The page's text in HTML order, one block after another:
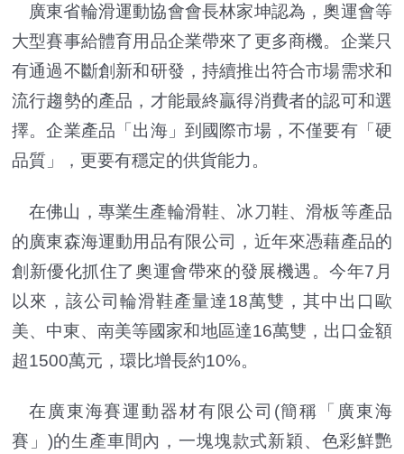
廣東省輪滑運動協會會長林家坤認為，奧運會等
大型賽事給體育用品企業帶來了更多商機。企業只
有通過不斷創新和研發，持續推出符合市場需求和
流行趨勢的產品，才能最終贏得消費者的認可和選
擇。企業產品「出海」到國際市場，不僅要有「硬
品質」，更要有穩定的供貨能力。
在佛山，專業生產輪滑鞋、冰刀鞋、滑板等產品
的廣東森海運動用品有限公司，近年來憑藉產品的
創新優化抓住了奧運會帶來的發展機遇。今年7月
以來，該公司輪滑鞋產量達18萬雙，其中出口歐
美、中東、南美等國家和地區達16萬雙，出口金額
超1500萬元，環比增長約10%。
在廣東海賽運動器材有限公司(簡稱「廣東海
賽」)的生產車間內，一塊塊款式新穎、色彩鮮艷